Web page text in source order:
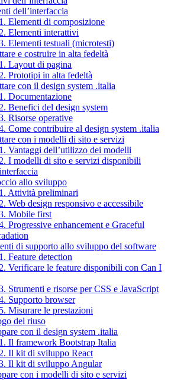
dell’interfaccia
Elementi di composizione
Elementi interattivi
Elementi testuali (microtesti)
e costruire in alta fedeltà
Layout di pagina
Prototipi in alta fedeltà
con il design system .italia
Documentazione
Benefici del design system
Risorse operative
Come contribuire al design system .italia
con i modelli di sito e servizi
Vantaggi dell’utilizzo dei modelli
I modelli di sito e servizi disponibili
allo sviluppo
Attività preliminari
Web design responsivo e accessibile
Mobile first
Progressive enhancement e Graceful
di supporto allo sviluppo del software
Feature detection
Verificare le feature disponibili con Can I
Strumenti e risorse per CSS e JavaScript
Supporto browser
Misurare le prestazioni
del riuso
con il design system .italia
Il framework Bootstrap Italia
Il kit di sviluppo React
Il kit di sviluppo Angular
con i modelli di sito e servizi